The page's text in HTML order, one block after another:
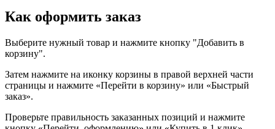
Как оформить заказ
Выберите нужный товар и нажмите кнопку "Добавить в
корзину".
Затем нажмите на иконку корзины в правой верхней части
страницы и нажмите «Перейти в корзину» или «Быстрый
заказ».
Проверьте правильность заказанных позиций и нажмите